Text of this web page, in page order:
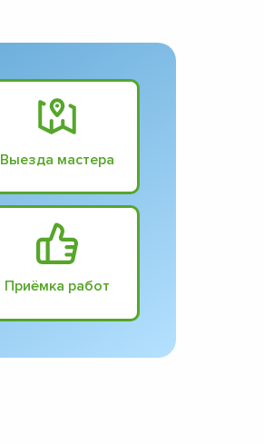
Выезда мастера
Приёмка работ